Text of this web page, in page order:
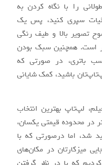
را با نگاه کردن به
سپری کنید، پس یک
تصویر بالا و طیف رنگی
است. همچنین سبک بودن
باتری، در صورتی که
باشید، کمک شایانی
لپ‌تاپ بهترین انتخاب
در محدوده قیمتی یکسان،
شد، اما درصورتی که با
میزکارتان در مکان‌های